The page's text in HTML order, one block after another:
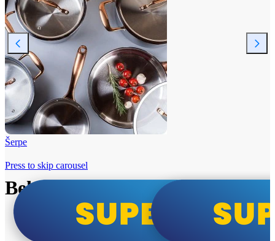
Šerpe
Beko i Tesla super cene
Press to skip carousel